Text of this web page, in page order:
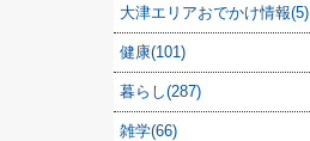
大津エリアおでかけ情報(5)
健康(101)
暮らし(287)
雑学(66)